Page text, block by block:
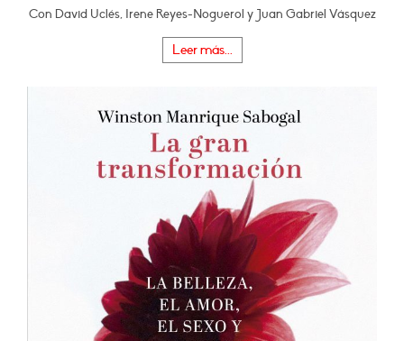
Con David Uclés, Irene Reyes-Noguerol y Juan Gabriel Vásquez
Leer más...